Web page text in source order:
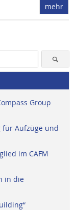
mehr
Group
für Aufzüge und
im CAFM
in die